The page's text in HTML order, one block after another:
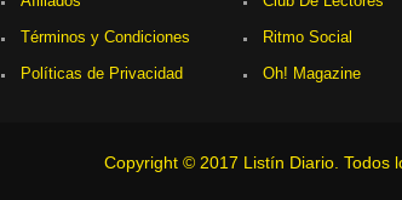
Términos y Condiciones
Políticas de Privacidad
Ritmo Social
Oh! Magazine
Copyright © 2017 Listín Diario. Todos